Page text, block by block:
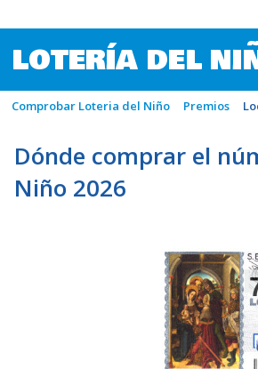
LOTERÍA DEL
Comprobar Loteria del Niño Premios
Dónde comprar el
Niño 2026